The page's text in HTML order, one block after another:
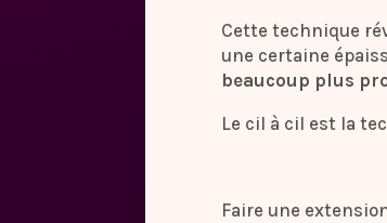
Cette technique
une certaine
beaucoup plus
Le cil à cil est la
Faire une